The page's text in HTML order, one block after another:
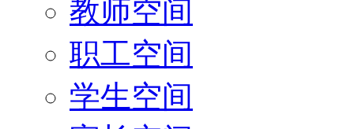
教师空间
职工空间
学生空间